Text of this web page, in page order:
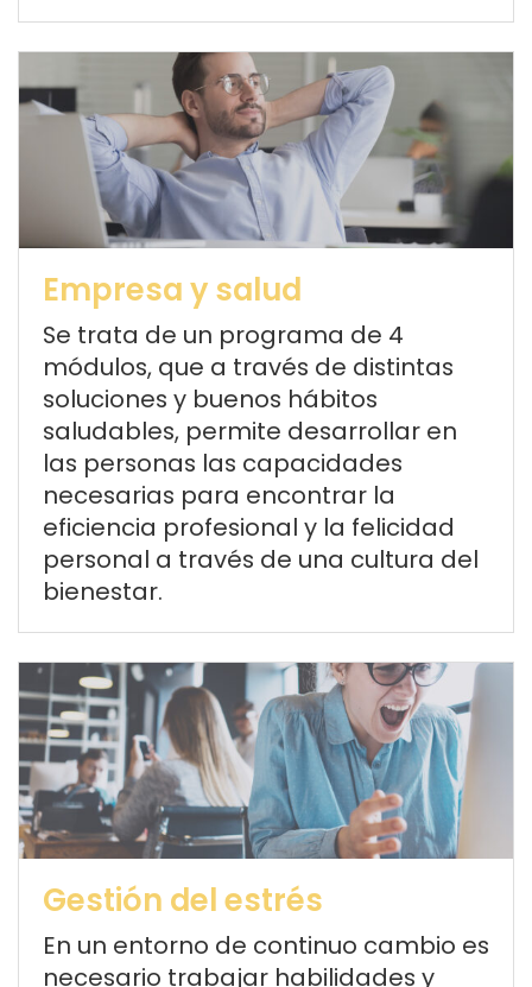
Empresa y salud
Se trata de un programa de 4
módulos, que a través de distintas
soluciones y buenos hábitos
saludables, permite desarrollar en
las personas las capacidades
necesarias para encontrar la
eficiencia profesional y la felicidad
personal a través de una cultura del
bienestar.
Gestión del estrés
En un entorno de continuo cambio es
necesario trabajar habilidades y